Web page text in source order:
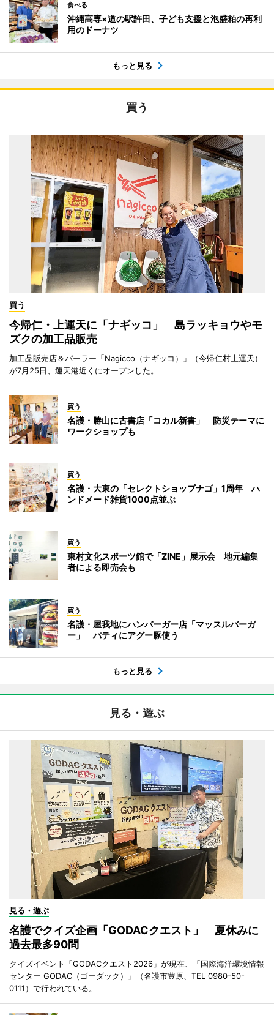
食べる
沖縄高専×道の駅許田、子ども支援と泡盛粕の再利
用のドーナツ
もっと見る
買う
買う
今帰仁・上運天に「ナギッコ」 島ラッキョウやモ
ズクの加工品販売
加工品販売店＆パーラー「Nagicco（ナギッコ）」（今帰仁村上運天）
が7月25日、運天港近くにオープンした。
買う
名護・勝山に古書店「コカル新書」 防災テーマに
ワークショップも
買う
名護・大東の「セレクトショップナゴ」1周年 ハ
ンドメード雑貨1000点並ぶ
買う
東村文化スポーツ館で「ZINE」展示会 地元編集
者による即売会も
買う
名護・屋我地にハンバーガー店「マッスルバーガ
ー」 パティにアグー豚使う
もっと見る
見る・遊ぶ
見る・遊ぶ
名護でクイズ企画「GODACクエスト」 夏休みに
過去最多90問
クイズイベント「GODACクエスト2026」が現在、「国際海洋環境情報
センター GODAC（ゴーダック）」（名護市豊原、TEL 0980-50-
0111）で行われている。